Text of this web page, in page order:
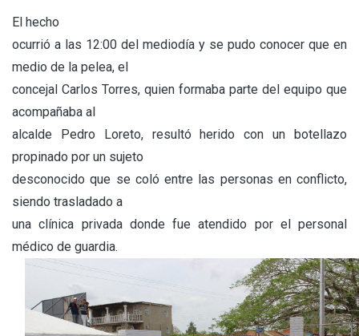
El hecho
ocurrió a las 12:00 del mediodía y se pudo conocer que en
medio de la pelea, el
concejal Carlos Torres, quien formaba parte del equipo que
acompañaba al
alcalde Pedro Loreto, resultó herido con un botellazo
propinado por un sujeto
desconocido que se coló entre las personas en conflicto,
siendo trasladado a
una clínica privada donde fue atendido por el personal
médico de guardia.